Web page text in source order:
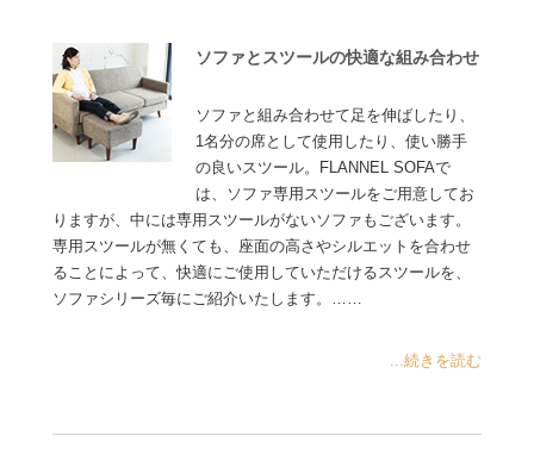
ソファとスツールの快適な組み合わせ
ソファと組み合わせて足を伸ばしたり、
1名分の席として使用したり、使い勝手
の良いスツール。FLANNEL SOFAで
は、ソファ専用スツールをご用意してお
りますが、中には専用スツールがないソファもございます。
専用スツールが無くても、座面の高さやシルエットを合わせ
ることによって、快適にご使用していただけるスツールを、
ソファシリーズ毎にご紹介いたします。……
...続きを読む